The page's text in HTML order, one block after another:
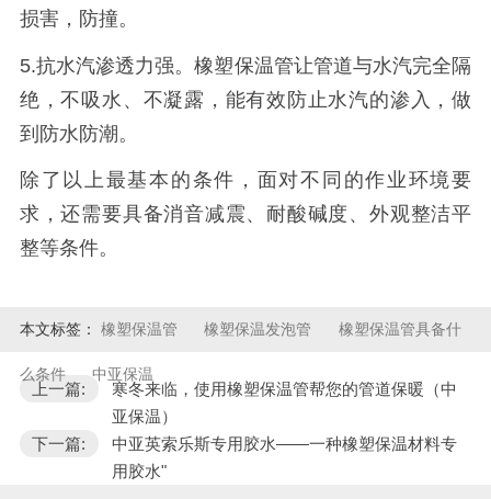
损害，防撞。
5.抗水汽渗透力强。橡塑保温管让管道与水汽完全隔
绝，不吸水、不凝露，能有效防止水汽的渗入，做
到防水防潮。
除了以上最基本的条件，面对不同的作业环境要
求，还需要具备消音减震、耐酸碱度、外观整洁平
整等条件。
本文标签： 橡塑保温管 橡塑保温发泡管 橡塑保温管具备什
么条件 中亚保温
上一篇:
寒冬来临，使用橡塑保温管帮您的管道保暖（中
亚保温）
下一篇:
中亚英索乐斯专用胶水——一种橡塑保温材料专
用胶水"